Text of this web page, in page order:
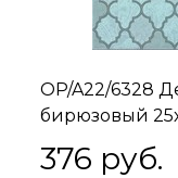
OP/A22/6328
бирюзовый
376 руб.